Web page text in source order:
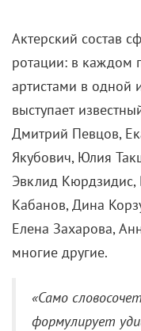
Актерский состав
ротации: в каждом
артистами в одной
выступает
Дмитрий Певцов,
Якубович, Юлия
Эвклид Кюрдзидис,
Кабанов, Дина
Елена Захарова,
многие другие.
«Само
формулирует